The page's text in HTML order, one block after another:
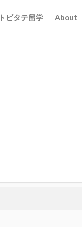
トビタテ留学 About